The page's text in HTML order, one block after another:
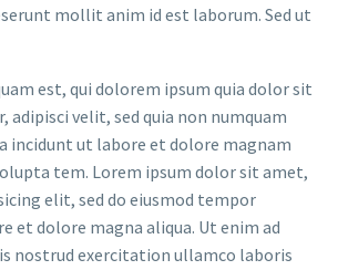
mollit anim id est laborum. Sed ut
est, qui dolorem ipsum quia dolor sit
adipisci velit, sed quia non numquam
incidunt ut labore et dolore magnam
tem. Lorem ipsum dolor sit amet,
elit, sed do eiusmod tempor
et dolore magna aliqua. Ut enim ad
nostrud exercitation ullamco laboris